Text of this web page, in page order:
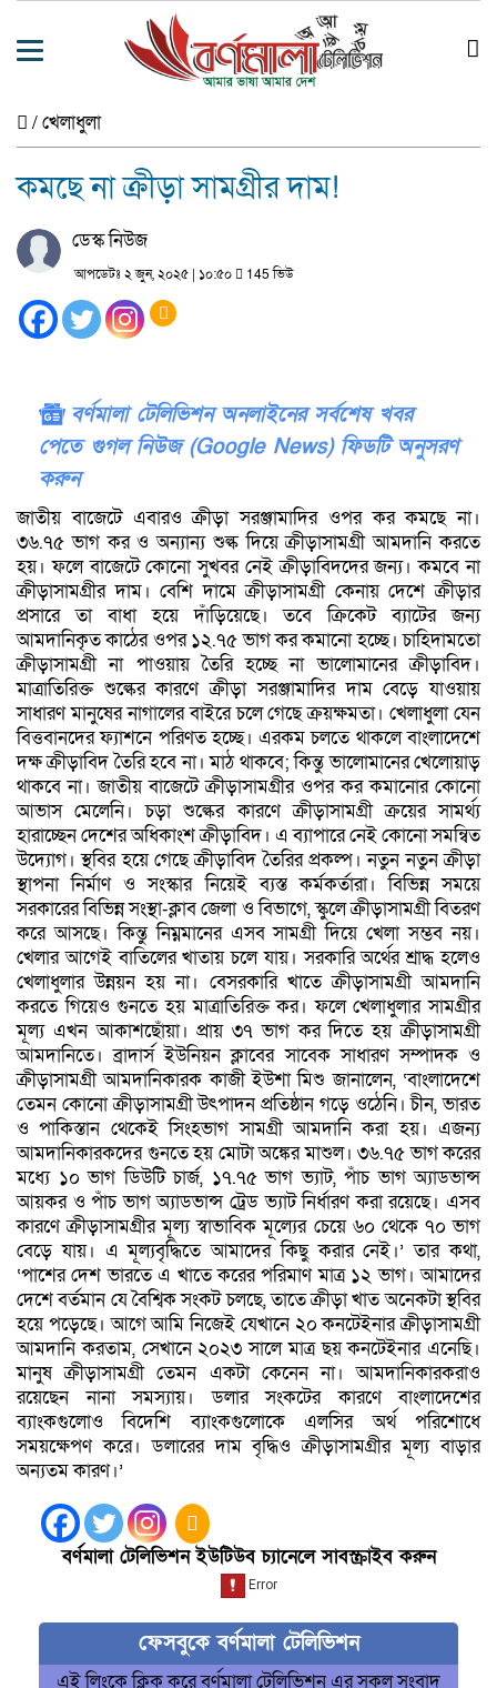
/খেলাধুলা
কমছে না ক্রীড়া সামগ্রীর দাম!
ডেস্ক নিউজ
আপডেটঃ ২ জুন, ২০২৫ | ১০:৫০ 145 ভিউ
বর্ণমালা টেলিভিশন অনলাইনের সর্বশেষ খবর
পেতে গুগল নিউজ (Google News) ফিডটি অনুসরণ
করুন
জাতীয় বাজেটে এবারও ক্রীড়া সরঞ্জামাদির ওপর কর কমছে না।
৩৬.৭৫ ভাগ কর ও অন্যান্য শুল্ক দিয়ে ক্রীড়াসামগ্রী আমদানি করতে
হয়। ফলে বাজেটে কোনো সুখবর নেই ক্রীড়াবিদদের জন্য। কমবে না
ক্রীড়াসামগ্রীর দাম। বেশি দামে ক্রীড়াসামগ্রী কেনায় দেশে ক্রীড়ার
প্রসারে তা বাধা হয়ে দাঁড়িয়েছে। তবে ক্রিকেট ব্যাটের জন্য
আমদানিকৃত কাঠের ওপর ১২.৭৫ ভাগ কর কমানো হচ্ছে। চাহিদামতো
ক্রীড়াসামগ্রী না পাওয়ায় তৈরি হচ্ছে না ভালোমানের ক্রীড়াবিদ।
মাত্রাতিরিক্ত শুল্কের কারণে ক্রীড়া সরঞ্জামাদির দাম বেড়ে যাওয়ায়
সাধারণ মানুষের নাগালের বাইরে চলে গেছে ক্রয়ক্ষমতা। খেলাধুলা যেন
বিত্তবানদের ফ্যাশনে পরিণত হচ্ছে। এরকম চলতে থাকলে বাংলাদেশে
দক্ষ ক্রীড়াবিদ তৈরি হবে না। মাঠ থাকবে; কিন্তু ভালোমানের খেলোয়াড়
থাকবে না। জাতীয় বাজেটে ক্রীড়াসামগ্রীর ওপর কর কমানোর কোনো
আভাস মেলেনি। চড়া শুল্কের কারণে ক্রীড়াসামগ্রী ক্রয়ের সামর্থ্য
হারাচ্ছেন দেশের অধিকাংশ ক্রীড়াবিদ। এ ব্যাপারে নেই কোনো সমন্বিত
উদ্যোগ। স্থবির হয়ে গেছে ক্রীড়াবিদ তৈরির প্রকল্প। নতুন নতুন ক্রীড়া
স্থাপনা নির্মাণ ও সংস্কার নিয়েই ব্যস্ত কর্মকর্তারা। বিভিন্ন সময়ে
সরকারের বিভিন্ন সংস্থা-ক্লাব জেলা ও বিভাগে, স্কুলে ক্রীড়াসামগ্রী বিতরণ
করে আসছে। কিন্তু নিম্নমানের এসব সামগ্রী দিয়ে খেলা সম্ভব নয়।
খেলার আগেই বাতিলের খাতায় চলে যায়। সরকারি অর্থের শ্রাদ্ধ হলেও
খেলাধুলার উন্নয়ন হয় না। বেসরকারি খাতে ক্রীড়াসামগ্রী আমদানি
করতে গিয়েও গুনতে হয় মাত্রাতিরিক্ত কর। ফলে খেলাধুলার সামগ্রীর
মূল্য এখন আকাশছোঁয়া। প্রায় ৩৭ ভাগ কর দিতে হয় ক্রীড়াসামগ্রী
আমদানিতে। ব্রাদার্স ইউনিয়ন ক্লাবের সাবেক সাধারণ সম্পাদক ও
ক্রীড়াসামগ্রী আমদানিকারক কাজী ইউশা মিশু জানালেন, ‘বাংলাদেশে
তেমন কোনো ক্রীড়াসামগ্রী উৎপাদন প্রতিষ্ঠান গড়ে ওঠেনি। চীন, ভারত
ও পাকিস্তান থেকেই সিংহভাগ সামগ্রী আমদানি করা হয়। এজন্য
আমদানিকারকদের গুনতে হয় মোটা অঙ্কের মাশুল। ৩৬.৭৫ ভাগ করের
মধ্যে ১০ ভাগ ডিউটি চার্জ, ১৭.৭৫ ভাগ ভ্যাট, পাঁচ ভাগ অ্যাডভান্স
আয়কর ও পাঁচ ভাগ অ্যাডভান্স ট্রেড ভ্যাট নির্ধারণ করা রয়েছে। এসব
কারণে ক্রীড়াসামগ্রীর মূল্য স্বাভাবিক মূল্যের চেয়ে ৬০ থেকে ৭০ ভাগ
বেড়ে যায়। এ মূল্যবৃদ্ধিতে আমাদের কিছু করার নেই।’ তার কথা,
‘পাশের দেশ ভারতে এ খাতে করের পরিমাণ মাত্র ১২ ভাগ। আমাদের
দেশে বর্তমান যে বৈশ্বিক সংকট চলছে, তাতে ক্রীড়া খাত অনেকটা স্থবির
হয়ে পড়েছে। আগে আমি নিজেই যেখানে ২০ কনটেইনার ক্রীড়াসামগ্রী
আমদানি করতাম, সেখানে ২০২৩ সালে মাত্র ছয় কনটেইনার এনেছি।
মানুষ ক্রীড়াসামগ্রী তেমন একটা কেনেন না। আমদানিকারকরাও
রয়েছেন নানা সমস্যায়। ডলার সংকটের কারণে বাংলাদেশের
ব্যাংকগুলোও বিদেশি ব্যাংকগুলোকে এলসির অর্থ পরিশোধে
সময়ক্ষেপণ করে। ডলারের দাম বৃদ্ধিও ক্রীড়াসামগ্রীর মূল্য বাড়ার
অন্যতম কারণ।’
বর্ণমালা টেলিভিশন ইউটিউব চ্যানেলে সাবস্ক্রাইব করুন
ফেসবুকে বর্ণমালা টেলিভিশন
এই লিংকে ক্লিক করে বর্ণমালা টেলিভিশন এর সকল সংবাদ